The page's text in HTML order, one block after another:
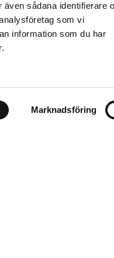
sådana identifierare
som vi
information som du har
Marknadsföring
Välj kontor*
Läs mer här.Formuläret skyddas